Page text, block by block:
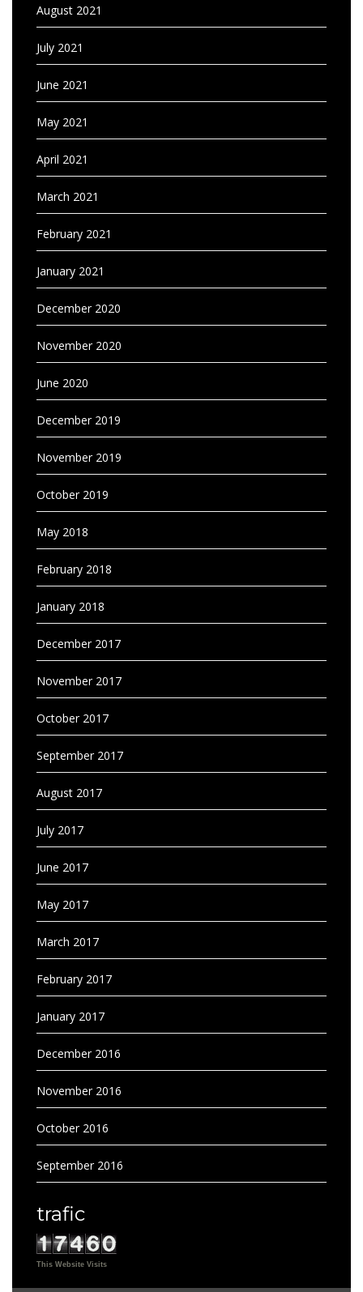
August 2021
July 2021
June 2021
May 2021
April 2021
March 2021
February 2021
January 2021
December 2020
November 2020
June 2020
December 2019
November 2019
October 2019
May 2018
February 2018
January 2018
December 2017
November 2017
October 2017
September 2017
August 2017
July 2017
June 2017
May 2017
March 2017
February 2017
January 2017
December 2016
November 2016
October 2016
September 2016
trafic
This Website Visits